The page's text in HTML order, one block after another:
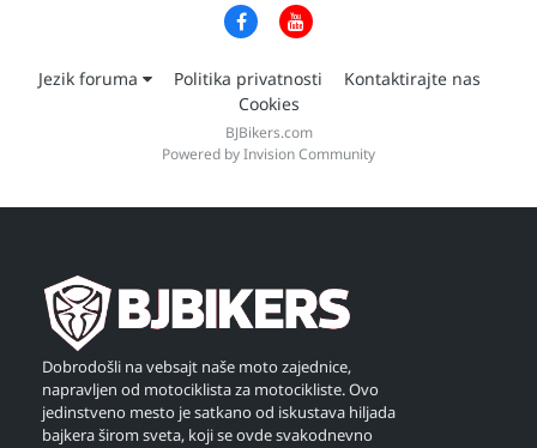
Jezik foruma Politika privatnosti
Kontaktirajte nas
Cookies
BJBikers.com
Powered by Invision Community
Dobrodošli na vebsajt naše moto zajednice,
napravljen od motociklista za motocikliste. Ovo
jedinstveno mesto je satkano od iskustava hiljada
bajkera širom sveta, koji se ovde svakodnevno